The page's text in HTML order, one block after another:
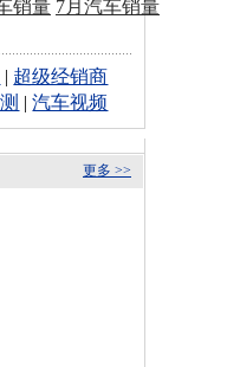
销量 7月汽车销量
| 超级经销商
|汽车视频
更多 >>